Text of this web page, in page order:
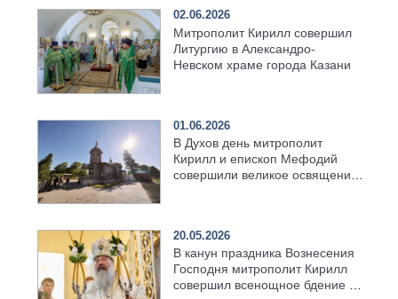
02.06.2026
Митрополит Кирилл совершил
Литургию в Александро-
Невском храме города Казани
01.06.2026
В Духов день митрополит
Кирилл и епископ Мефодий
совершили великое освящение
20.05.2026
В канун праздника Вознесения
Господня митрополит Кирилл
совершил всенощное бдение в